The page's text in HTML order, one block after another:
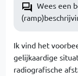
Wees een
Ik vind het
gelijkaardige
radiografische